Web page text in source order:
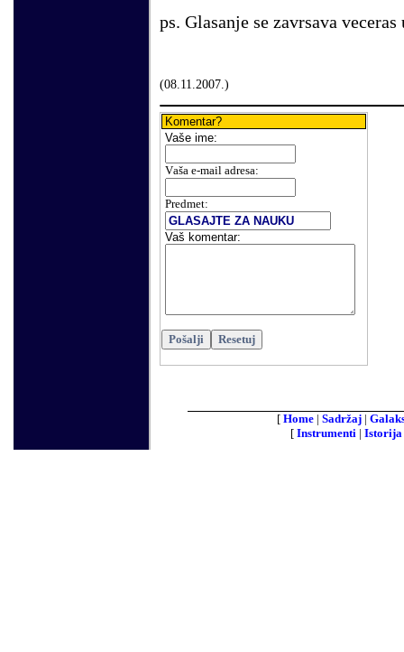
ps. Glasanje se zavrsava
(08.11.2007.)
Komentar?
Vaše ime:
Vaša e-mail adresa:
Predmet:
Vaš komentar:
[ Home | Sadržaj |
[ Instrumenti|